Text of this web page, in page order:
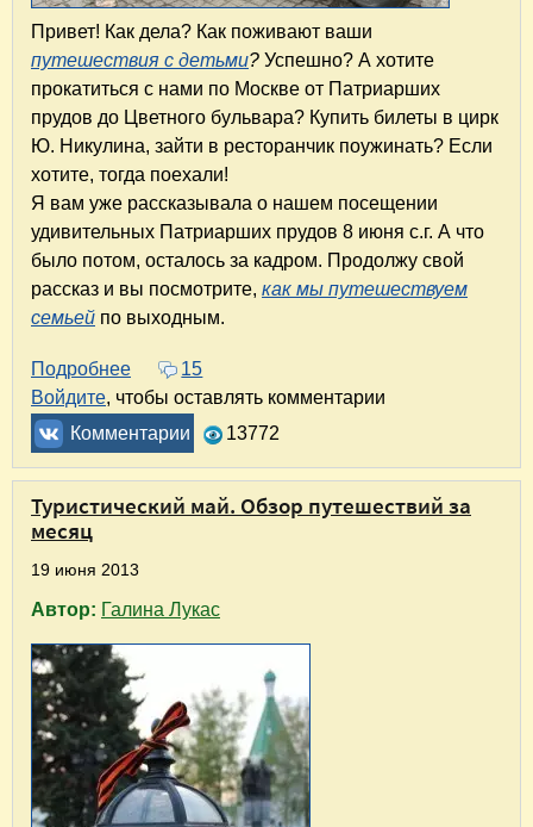
Привет! Как дела? Как поживают ваши
путешествия с детьми? Успешно? А хотите
прокатиться с нами по Москве от Патриарших
прудов до Цветного бульвара? Купить билеты в цирк
Ю. Никулина, зайти в ресторанчик поужинать? Если
хотите, тогда поехали!
Я вам уже рассказывала о нашем посещении
удивительных Патриарших прудов 8 июня с.г. А что
было потом, осталось за кадром. Продолжу свой
рассказ и вы посмотрите, как мы путешествуем
семьей по выходным.
Подробнее о Путешествия с детьми. От Патриарших
15
Войдите, чтобы оставлять комментарии
Комментарии
13772
Туристический май. Обзор путешествий за
месяц
19 июня 2013
Автор: Галина Лукас